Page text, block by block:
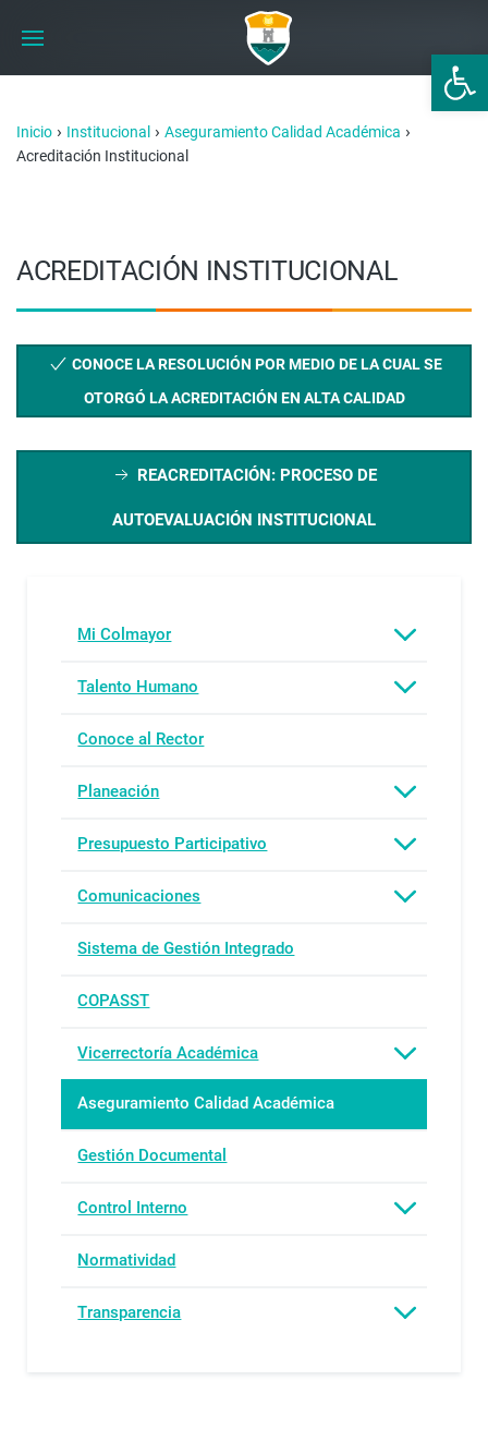
Abrir
Inicio › Institucional › Aseguramiento Calidad Académica ›
Acreditación Institucional
ACREDITACIÓN INSTITUCIONAL
CONOCE LA RESOLUCIÓN POR MEDIO DE LA CUAL SE
OTORGÓ LA ACREDITACIÓN EN ALTA CALIDAD
REACREDITACIÓN: PROCESO DE
AUTOEVALUACIÓN INSTITUCIONAL
Mi Colmayor
Talento Humano
Conoce al Rector
Planeación
Presupuesto Participativo
Comunicaciones
Sistema de Gestión Integrado
COPASST
Vicerrectoría Académica
Aseguramiento Calidad Académica
Gestión Documental
Control Interno
Normatividad
Transparencia